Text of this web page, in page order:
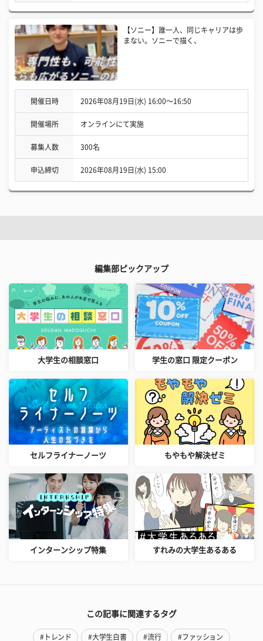
【ソニー】誰一人、同じキャリアは歩
まない。ソニーで描く、
開催日時 2026年08月19日(水) 16:00〜16:50
開催場所 オンラインにて実施
募集人数 300名
申込締切 2026年08月19日(水) 15:00
編集部ピックアップ
大学生の相談窓口 学生の窓口 限定クーポン
セルフライナーノーツ もやもや解決ゼミ
インターンシップ特集 すれみの大学生あるある
この記事に関連するタグ
#トレンド #大学生白書 #流行 #ファッション